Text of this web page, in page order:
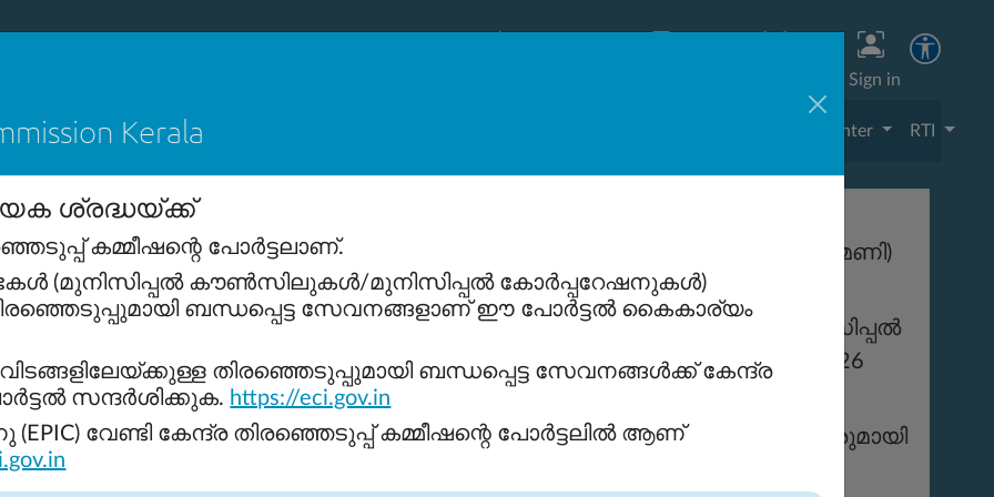
Kerala
Sign in
Knowledge Center RTI
Kerala
ശ്രദ്ധയ്ക്ക്
കമ്മീഷന്റെ പോർട്ടലാണ്.
(മുനിസിപ്പൽ കൗൺസിലുകൾ/മുനിസിപ്പൽ കോർപ്പറേഷനുകൾ)
ബന്ധപ്പെട്ട സേവനങ്ങളാണ് ഈ പോർട്ടൽ കൈകാര്യം
തിരഞ്ഞെടുപ്പുമായി ബന്ധപ്പെട്ട സേവനങ്ങൾക്ക് കേന്ദ്ര
സന്ദർശിക്കുക. https://eci.gov.in
(EPIC) വേണ്ടി കേന്ദ്ര തിരഞ്ഞെടുപ്പ് കമ്മീഷന്റെ പോർട്ടലിൽ ആണ്
2026 - വോട്ടർപട്ടിക പുതുക്കൽ ജൂലൈ 21 മുതൽ ആഗസ്റ്റ് 5 (വൈകുന്നേരം 5 മണി)
ജില്ലാ പഞ്ചായത്ത് അംഗങ്ങളുടെ യോഗം – 17.08.2026 (02:00 PM) | മുനിസിപ്പൽ
AM) | മുനിസിപ്പൽ കോർപ്പറേഷൻ കൗൺസിലറുമാരുടെ യോഗം – 19.08.2026
അതത് തദ്ദേശ സ്വയംഭരണ സ്ഥാപനങ്ങളിലെ ഇലക്ടറൽ ഓഫീസർമാരുമായി
കൗൺസിലുകളിലും അതാത് സെക്രട്ടറിമാരും മുനിസിപ്പൽ